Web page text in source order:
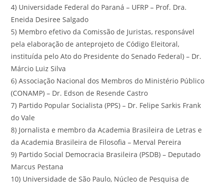
4) Universidade Federal do Paraná – UFRP – Prof. Dra.
Eneida Desiree Salgado
5) Membro efetivo da Comissão de Juristas, responsável
pela elaboração de anteprojeto de Código Eleitoral,
instituída pelo Ato do Presidente do Senado Federal) – Dr.
Márcio Luiz Silva
6) Associação Nacional dos Membros do Ministério Público
(CONAMP) – Dr. Edson de Resende Castro
7) Partido Popular Socialista (PPS) – Dr. Felipe Sarkis Frank
do Vale
8) Jornalista e membro da Academia Brasileira de Letras e
da Academia Brasileira de Filosofia – Merval Pereira
9) Partido Social Democracia Brasileira (PSDB) – Deputado
Marcus Pestana
10) Universidade de São Paulo, Núcleo de Pesquisa de